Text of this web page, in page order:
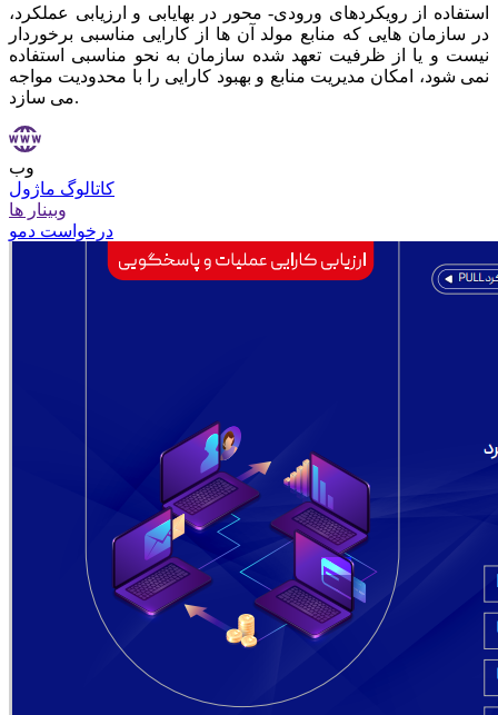
استفاده از رویکردهای ورودی- محور در بهایابی و ارزیابی عملکرد،
در سازمان هایی که منابع مولد آن ها از کارایی مناسبی برخوردار
نیست و یا از ظرفیت تعهد شده سازمان به نحو مناسبی استفاده
نمی شود، امکان مدیریت منابع و بهبود کارایی را با محدودیت مواجه
می سازد.
وب
کاتالوگ ماژول
وبینار ها
درخواست دمو